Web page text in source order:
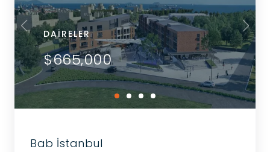
DAIRELER
$665,000
Bab İstanbul